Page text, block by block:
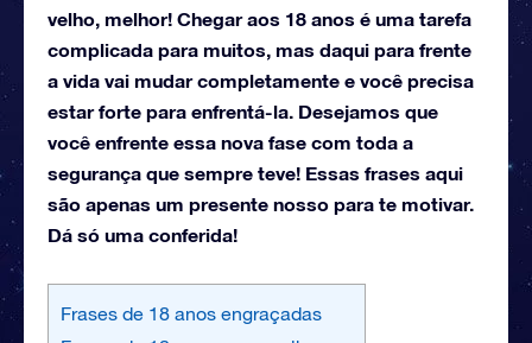
velho, melhor! Chegar aos 18 anos é uma tarefa
complicada para muitos, mas daqui para frente
a vida vai mudar completamente e você precisa
estar forte para enfrentá-la. Desejamos que
você enfrente essa nova fase com toda a
segurança que sempre teve! Essas frases aqui
são apenas um presente nosso para te motivar.
Dá só uma conferida!
Frases de 18 anos engraçadas